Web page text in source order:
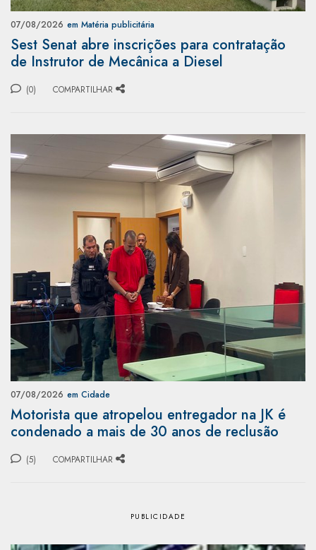
07/08/2026 em Matéria publicitária
Sest Senat abre inscrições para contratação
de Instrutor de Mecânica a Diesel
(0) COMPARTILHAR
07/08/2026 em Cidade
Motorista que atropelou entregador na JK é
condenado a mais de 30 anos de reclusão
(5) COMPARTILHAR